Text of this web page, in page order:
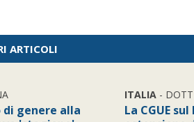
ARTICOLI
genere alla
ITALIA -
La CGUE